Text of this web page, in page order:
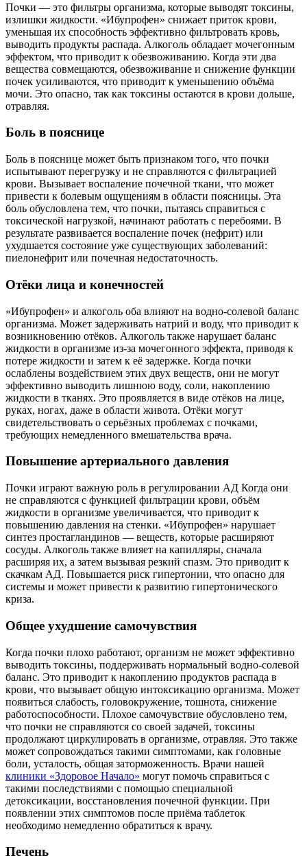
Почки — это фильтры организма, которые выводят токсины,
излишки жидкости. «Ибупрофен» снижает приток крови,
уменьшая их способность эффективно фильтровать кровь,
выводить продукты распада. Алкоголь обладает мочегонным
эффектом, что приводит к обезвоживанию. Когда эти два
вещества совмещаются, обезвоживание и снижение функции
почек усиливаются, что приводит к уменьшению объёма
мочи. Это опасно, так как токсины остаются в крови дольше,
отравляя.
Боль в пояснице
Боль в пояснице может быть признаком того, что почки
испытывают перегрузку и не справляются с фильтрацией
крови. Вызывает воспаление почечной ткани, что может
привести к болевым ощущениям в области поясницы. Эта
боль обусловлена тем, что почки, пытаясь справиться с
токсической нагрузкой, начинают работать с перебоями. В
результате развивается воспаление почек (нефрит) или
ухудшается состояние уже существующих заболеваний:
пиелонефрит или почечная недостаточность.
Отёки лица и конечностей
«Ибупрофен» и алкоголь оба влияют на водно-солевой баланс
организма. Может задерживать натрий и воду, что приводит к
возникновению отёков. Алкоголь также нарушает баланс
жидкости в организме из-за мочегонного эффекта, приводя к
потере жидкости и затем к её задержке. Когда почки
ослаблены воздействием этих двух веществ, они не могут
эффективно выводить лишнюю воду, соли, накоплению
жидкости в тканях. Это проявляется в виде отёков на лице,
руках, ногах, даже в области живота. Отёки могут
свидетельствовать о серьёзных проблемах с почками,
требующих немедленного вмешательства врача.
Повышение артериального давления
Почки играют важную роль в регулировании АД Когда они
не справляются с функцией фильтрации крови, объём
жидкости в организме увеличивается, что приводит к
повышению давления на стенки. «Ибупрофен» нарушает
синтез простагландинов — веществ, которые расширяют
сосуды. Алкоголь также влияет на капилляры, сначала
расширяя их, а затем вызывая резкий спазм. Это приводит к
скачкам АД. Повышается риск гипертонии, что опасно для
системы и может привести к развитию гипертонического
криза.
Общее ухудшение самочувствия
Когда почки плохо работают, организм не может эффективно
выводить токсины, поддерживать нормальный водно-солевой
баланс. Это приводит к накоплению продуктов распада в
крови, что вызывает общую интоксикацию организма. Может
появиться слабость, головокружение, тошнота, снижение
работоспособности. Плохое самочувствие обусловлено тем,
что почки не справляются со своей задачей, токсины
продолжают циркулировать в организме, отравляя. Это также
может сопровождаться такими симптомами, как головные
боли, усталость, общая заторможенность. Врачи нашей
клиники «Здоровое Начало» могут помочь справиться с
такими последствиями с помощью специальной
детоксикации, восстановления почечной функции. При
появлении этих симптомов после приёма таблеток
необходимо немедленно обратиться к врачу.
Печень